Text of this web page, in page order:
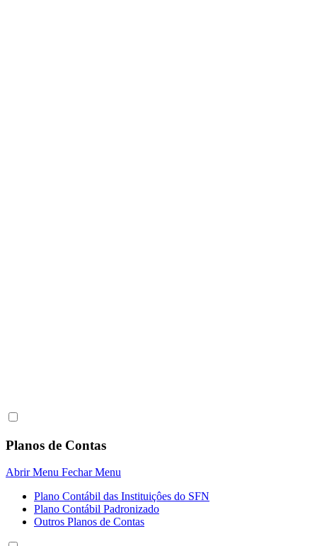
Planos de Contas
Abrir Menu Fechar Menu
Plano Contábil das Instituiçôes do SFN
Plano Contábil Padronizado
Outros Planos de Contas